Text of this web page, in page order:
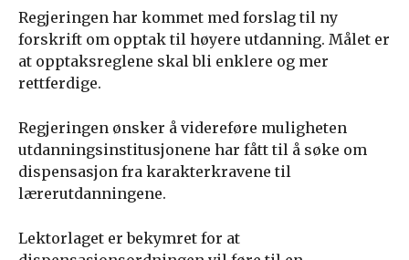
Regjeringen har kommet med forslag til ny
forskrift om opptak til høyere utdanning. Målet er
at opptaksreglene skal bli enklere og mer
rettferdige.
Regjeringen ønsker å videreføre muligheten
utdanningsinstitusjonene har fått til å søke om
dispensasjon fra karakterkravene til
lærerutdanningene.
Lektorlaget er bekymret for at